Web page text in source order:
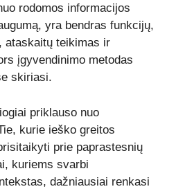
rodomos informacijos
yra bendras funkcijų,
ataskaitų teikimas ir
įgyvendinimo metodas
skiriasi.
priklauso nuo
kurie ieško greitos
prie paprastesnių
kuriems svarbi
dažniausiai renkasi